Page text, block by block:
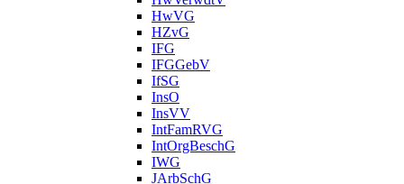
HwVG
HZvG
IFG
IFGGebV
IfSG
InsO
InsVV
IntFamRVG
IntOrgBeschG
IWG
JArbSchG